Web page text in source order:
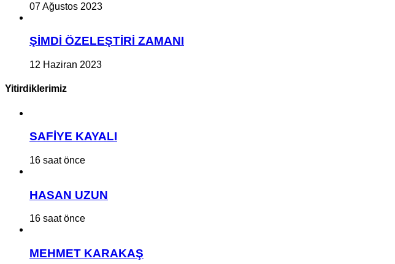
07 Ağustos 2023
ŞİMDİ ÖZELEŞTİRİ ZAMANI
12 Haziran 2023
Yitirdiklerimiz
SAFİYE KAYALI
16 saat önce
HASAN UZUN
16 saat önce
MEHMET KARAKAŞ